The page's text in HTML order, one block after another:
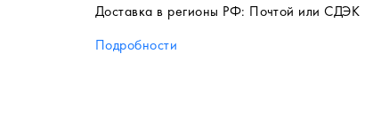
Доставка в регионы РФ: Почтой или СДЭК
Подробности